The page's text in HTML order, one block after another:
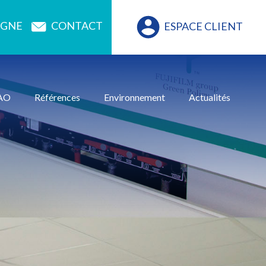
CONTACT ESPACE CLIENT
Références Environnement Actualités